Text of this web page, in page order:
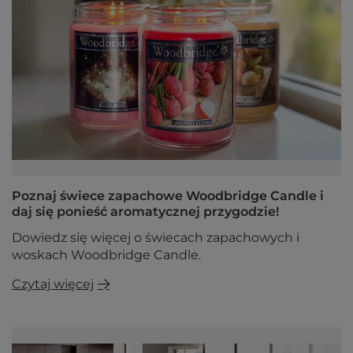
Poznaj świece zapachowe Woodbridge Candle i
daj się ponieść aromatycznej przygodzie!
Dowiedz się więcej o świecach zapachowych i
woskach Woodbridge Candle.
Czytaj więcej